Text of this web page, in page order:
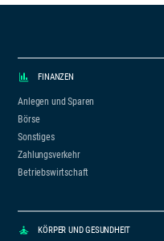
FINANZEN
Anlegen und Sparen
Börse
Sonstiges
Zahlungsverkehr
Betriebswirtschaft
KÖRPER UND GESUNDHEIT